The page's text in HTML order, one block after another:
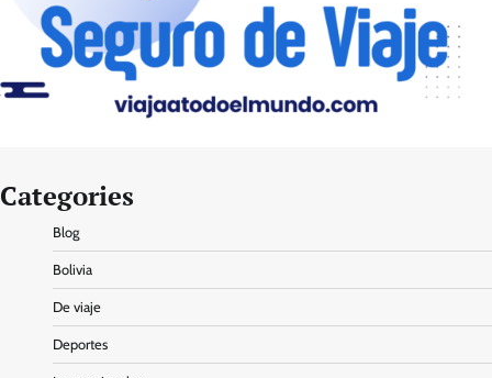
Categories
Blog
Bolivia
De viaje
Deportes